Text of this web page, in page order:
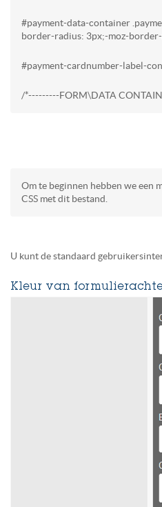
#payment-data-container
border-radius: 3px;-moz-
#payment-cardnumber-label-
/*---------FORM\DATA
Om te beginnen hebben we een
CSS met dit bestand.
U kunt de standaard
Kleur van